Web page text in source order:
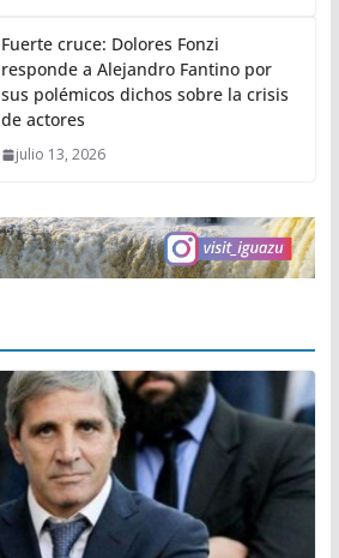
Fuerte cruce: Dolores Fonzi
responde a Alejandro Fantino por
sus polémicos dichos sobre la crisis
de actores
julio 13, 2026